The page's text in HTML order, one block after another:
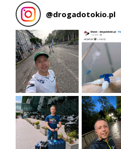
@drogadotokio.pl